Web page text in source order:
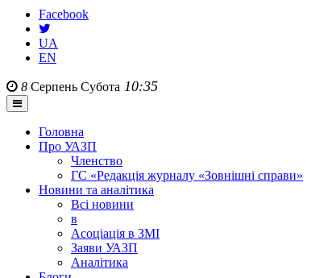
Facebook
UA
EN
8 Серпень Субота 10:35
Головна
Про УАЗП
Членство
ГС «Редакція журналу «Зовнішні справи»
Новини та аналітика
Всі новини
в
Асоціація в ЗМІ
Заяви УАЗП
Аналітика